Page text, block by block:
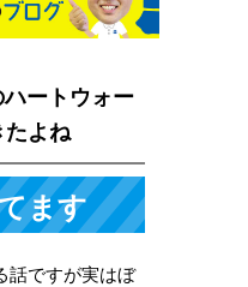
ートウォー
たよね
ます
話ですが実はぼ